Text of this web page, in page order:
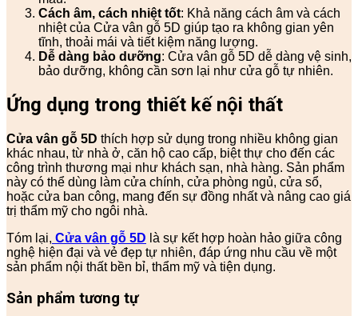
Cách âm, cách nhiệt tốt: Khả năng cách âm và cách
nhiệt của Cửa vân gỗ 5D giúp tạo ra không gian yên
tĩnh, thoải mái và tiết kiệm năng lượng.
Dễ dàng bảo dưỡng: Cửa vân gỗ 5D dễ dàng vệ sinh,
bảo dưỡng, không cần sơn lại như cửa gỗ tự nhiên.
Ứng dụng trong thiết kế nội thất
Cửa vân gỗ 5D thích hợp sử dụng trong nhiều không gian
khác nhau, từ nhà ở, căn hộ cao cấp, biệt thự cho đến các
công trình thương mại như khách sạn, nhà hàng. Sản phẩm
này có thể dùng làm cửa chính, cửa phòng ngủ, cửa sổ,
hoặc cửa ban công, mang đến sự đồng nhất và nâng cao giá
trị thẩm mỹ cho ngôi nhà.
Tóm lại, Cửa vân gỗ 5D là sự kết hợp hoàn hảo giữa công
nghệ hiện đại và vẻ đẹp tự nhiên, đáp ứng nhu cầu về một
sản phẩm nội thất bền bỉ, thẩm mỹ và tiện dụng.
Sản phẩm tương tự